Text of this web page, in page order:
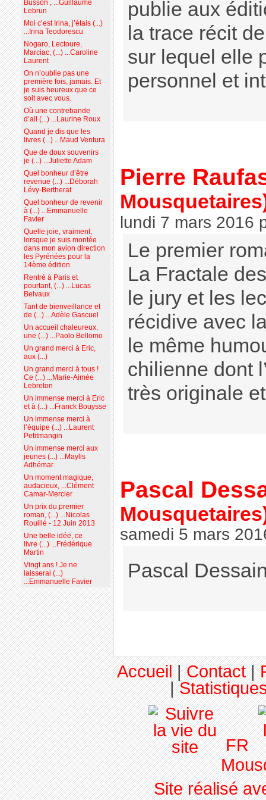
publie aux
la trace récit
sur lequel elle
personnel et
Pierre
lundi 7 mars 2016
Le premier
La Fractale
le jury et les
récidive avec
le même
chilienne dont
très originale
Pascal
samedi 5 mars
Pascal
Busson , ...Guillaume
Lebrun
Moi c’est Irina, j’étais (...)
...Irina Teodorescu
Nogaro, Lectoure,
Marciac, (...) ...Caroline
Laurent
On n’oublie pas une
première fois, jamais. Et
je suis heureux que ce
soit avec vous.
Où une contrebande
d’ail (...) ...Laurine Roux
Quand je dis que les
livres (...) ...Maud Ventura
Que de doux souvenirs
je (...) ...Juliette Adam
Quel bonheur d’être
revenue (...) ...Déborah
Lévy-Bertherat
Quel bonheur de revenir
à (...) ...Emmanuelle
Favier
Quelle joie, vraiment,
lorsque je suis montée
dans mon avion direction
les Pyrénées pour la
14ème édition
Rentré à Paris et
pourtant, (...) ...Lucas
Belvaux
Tant de bienveillance et
de (...) ...Adèle Gascuel
Un accueil chaleureux,
une (...) ...Paolo Bellomo
Un grand merci à Eric,
aux (...)
Un grand merci à tous !
Ce (...) ...Marie-Aimée
Lebreton
Un immense merci à Eric
et à (...) ...Franck Bouysse
Un immense merci à
l’équipe (...) ...Laurent
Petitmangin
Un immense merci aux
jeunes (...) ...Maylis
Adhémar
Un moment magique,
audacieux, ...Clément
Camar-Mercier
Un prix du premier
roman, (...) ...Nicolas
Rouillé - 12 Juin 2013
Une belle idée, ce
livre (...) ...Frédérique
Martin
Vingt ans ! Je ne
laisserai (...)
...Emmanuelle Favier
Accueil|Contact|
|
FR
Site réalisé